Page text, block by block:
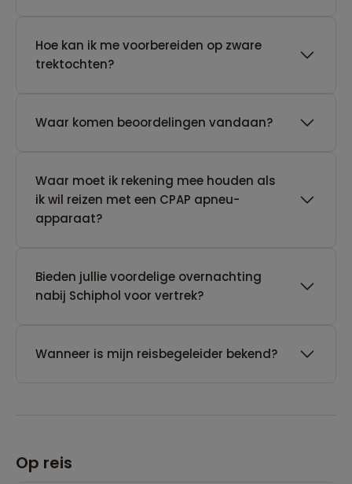
Hoe kan ik me voorbereiden op zware
trektochten?
Waar komen beoordelingen vandaan?
Waar moet ik rekening mee houden als
ik wil reizen met een CPAP apneu-
apparaat?
Bieden jullie voordelige overnachting
nabij Schiphol voor vertrek?
Wanneer is mijn reisbegeleider bekend?
Op reis